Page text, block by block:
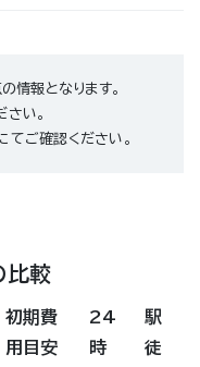
報となります。
い。
ご確認ください。
比較
初期費
用目安
24
時
駅
徒